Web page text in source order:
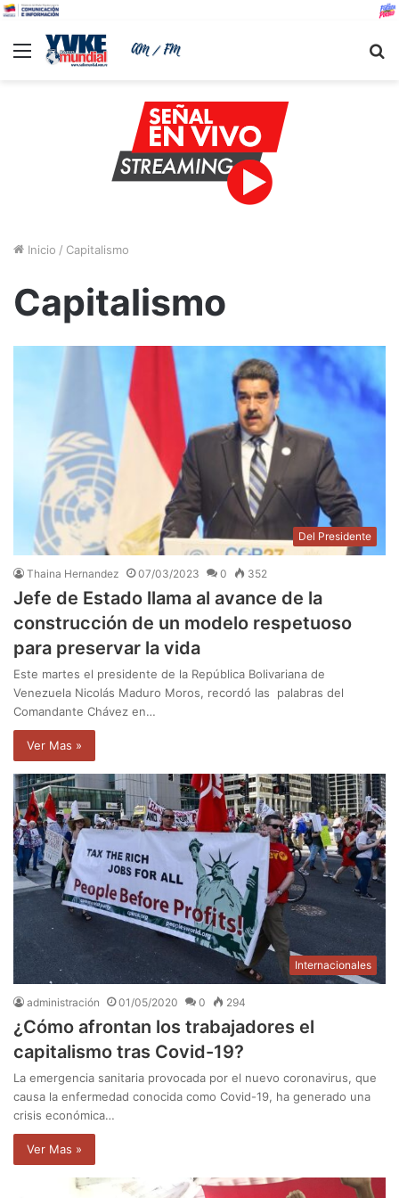
Menu
Inicio / Capitalismo
Capitalismo
Del Presidente
Thaina Hernandez 07/03/2023 0 352
Jefe de Estado llama al avance de la
construcción de un modelo respetuoso
para preservar la vida
Este martes el presidente de la República Bolivariana de
Venezuela Nicolás Maduro Moros, recordó las palabras del
Comandante Chávez en…
Ver Mas »
Internacionales
administración 01/05/2020 0 294
¿Cómo afrontan los trabajadores el
capitalismo tras Covid-19?
La emergencia sanitaria provocada por el nuevo coronavirus, que
causa la enfermedad conocida como Covid-19, ha generado una
crisis económica…
Ver Mas »